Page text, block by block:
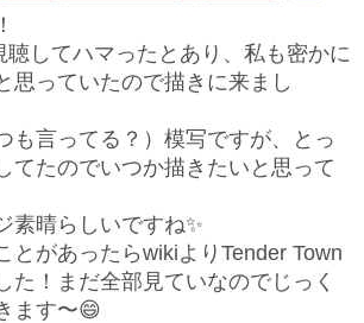
聴してハマったとあり、私も密かに
思っていたので描きに来まし
も言ってる？）模写ですが、とっ
てたのでいつか描きたいと思って
素晴らしいですね✨
とがあったらwikiよりTender Town
た！まだ全部見ていなのでじっく
ます〜😄